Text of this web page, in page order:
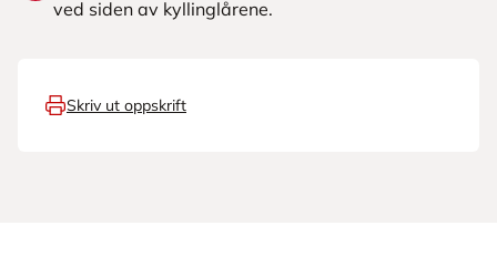
ved siden av kyllinglårene.
Skriv ut oppskrift